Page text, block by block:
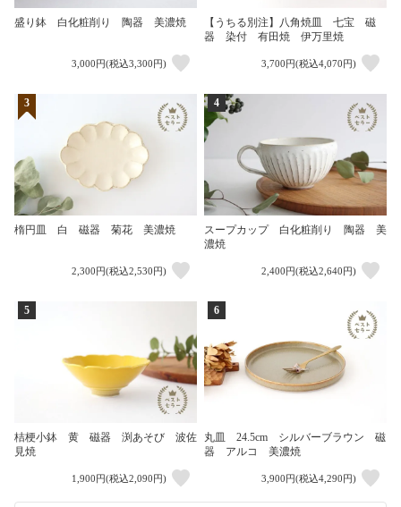
盛り鉢 白化粧削り 陶器 美濃焼
3,000円(税込3,300円)
【うちる別注】八角焼皿 七宝 磁
器 染付 有田焼 伊万里焼
3,700円(税込4,070円)
3
楕円皿 白 磁器 菊花 美濃焼
2,300円(税込2,530円)
4
スープカップ 白化粧削り 陶器 美
濃焼
2,400円(税込2,640円)
5
桔梗小鉢 黄 磁器 渕あそび 波佐
見焼
1,900円(税込2,090円)
6
丸皿 24.5cm シルバーブラウン 磁
器 アルコ 美濃焼
3,900円(税込4,290円)